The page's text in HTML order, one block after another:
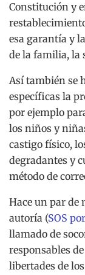
Constitución y
esa garantía y
de la familia, la
Así también se
específicas la
por ejemplo
los niños y
castigo físico,
degradantes y
método de
Hace un par de
autoría (SOS
llamado de
responsables
libertades de los